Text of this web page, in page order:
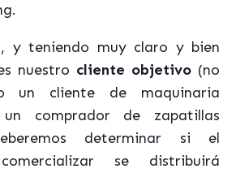
y teniendo muy claro y bien
nuestro cliente objetivo (no
un cliente de maquinaria
comprador de zapatillas
determinar si el
se distribuirá